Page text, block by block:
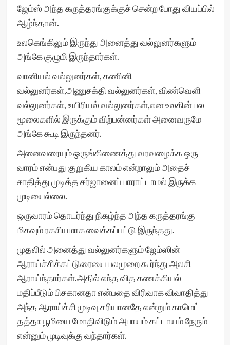
ஜேம்ஸ் அந்த கருத்தரங்குக்குச் சென்ற போது வியப்பில்
ஆழ்ந்தான்.
உலகெங்கிலும் இருந்து அனைத்து வல்லுனர்களும்
அங்கே குழுமி இருந்தார்கள்.
வானியல் வல்லுனர்கள், கணினி
வல்லுனர்கள்,அணுசக்தி வல்லுனர்கள், விண்வெளி
வல்லுனர்கள், உயிரியல் வல்லுனர்கள்,என உலகின் பல
மூலைகளில் இருக்கும் விற்பன்னர்கள் அனைவருமே
அங்கே கூடி இருந்தனர்.
அனைவரையும் ஒருங்கிணைத்து வரவழைக்க ஒரு
வாரம் என்பது குறுகிய காலம் என்றாலும் அதைச்
சாதித்து முடித்த சர்ஜானைப் பாராட்டாமல் இருக்க
முடியைல்லை.
ஒருவாரம் தொடர்ந்து நிகழ்ந்த அந்த கருத்தரங்கு
மிகவும் ரகசியமாக வைக்கப்பட்டு இருந்தது.
முதலில் அனைத்து வல்லுனர்களும் ஜேம்ஸின்
ஆராய்ச்சிக்கட்டுரையை பலமுறை கூர்ந்து அலசி
ஆராய்ந்தார்கள்.அதில் எந்த வித கணக்கியல்
மதிப்பீடும் பிசகானதா என்பதை விரிவாக விவாதித்து
அந்த ஆராய்ச்சி முடிவு சரியானதே என்றும் காமெட்
தத்தா பூமியை மோதிவிடும் அபாயம் கட்டாயம் நேரும்
என்னும் முடிவுக்கு வந்தார்கள்.